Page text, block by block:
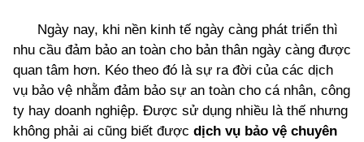
Ngày nay, khi nền kinh tế ngày càng phát triển thì
nhu cầu đảm bảo an toàn cho bản thân ngày càng được
quan tâm hơn. Kéo theo đó là sự ra đời của các dịch
vụ bảo vệ nhằm đảm bảo sự an toàn cho cá nhân, công
ty hay doanh nghiệp. Được sử dụng nhiều là thế nhưng
không phải ai cũng biết được dịch vụ bảo vệ chuyên